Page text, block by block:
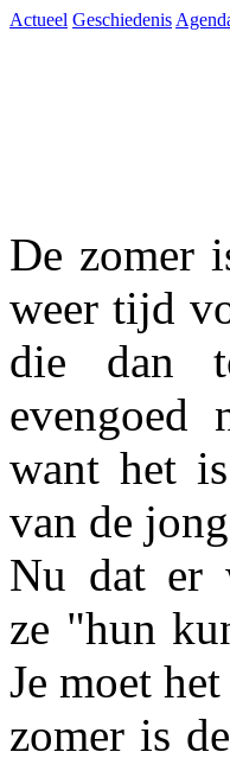
Actueel Geschiedenis
De zomer
weer tijd
die dan
evengoed
want het
van de
Nu dat er
ze "hun
Je moet
zomer is